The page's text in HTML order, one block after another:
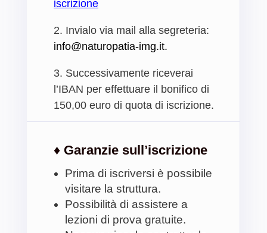
iscrizione
2. Invialo via mail alla segreteria:
info@naturopatia-img.it.
3. Successivamente riceverai
l’IBAN per effettuare il bonifico di
150,00 euro di quota di iscrizione.
♦ Garanzie sull’iscrizione
Prima di iscriversi è possibile
visitare la struttura.
Possibilità di assistere a
lezioni di prova gratuite.